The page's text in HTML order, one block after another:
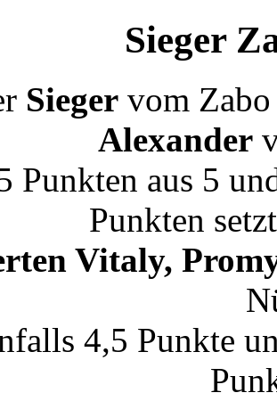
Sieger
Siegervom
Alexander
Punkten aus 5
Punkten
Vitaly,
4,5 Punkte